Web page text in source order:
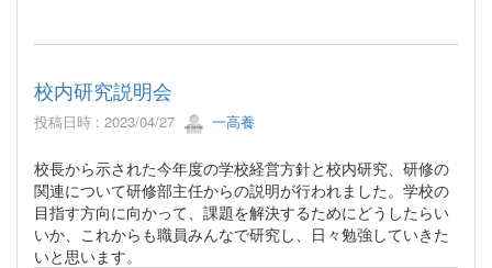
校内研究説明会
投稿日時 : 2023/04/27 一高養
校長から示された今年度の学校経営方針と校内研究、研修の
関連について研修部主任からの説明が行われました。学校の
目指す方向に向かって、課題を解決するためにどうしたらい
いか、これからも職員みんなで研究し、日々勉強していきた
いと思います。